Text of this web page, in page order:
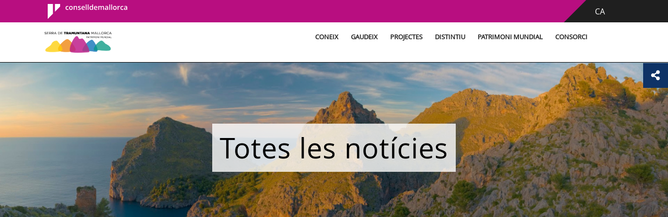
Consell de
Mallorca
CA
CONEIX GAUDEIX PROJECTES DISTINTIU PATRIMONI MUNDIAL CONSORCI
Totes les notícies